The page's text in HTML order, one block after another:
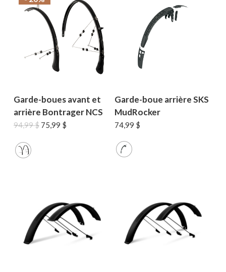
Garde-boues avant et
arrière Bontrager NCS
94,99$ Le
75,99 $Le
Garde-boue arrière SKS
MudRocker
74,99 $